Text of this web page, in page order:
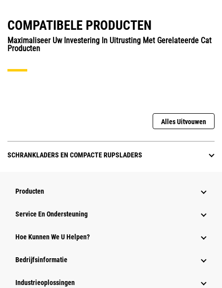
COMPATIBELE PRODUCTEN
Maximaliseer Uw Investering In Uitrusting Met Gerelateerde Cat
Producten
Alles Uitvouwen
SCHRANKLADERS EN COMPACTE RUPSLADERS
Producten
Service En Ondersteuning
Hoe Kunnen We U Helpen?
Bedrijfsinformatie
Industrieoplossingen